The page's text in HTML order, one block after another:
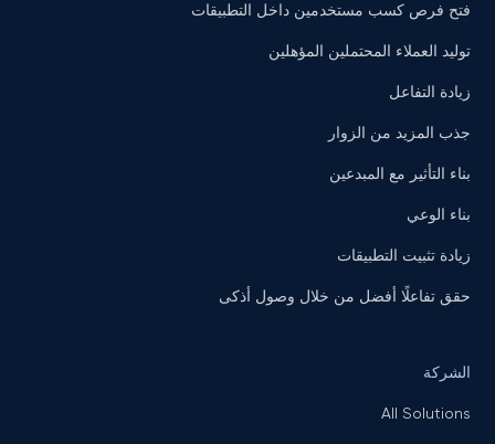
فتح فرص كسب مستخدمين داخل التطبيقات
توليد العملاء المحتملين المؤهلين
زيادة التفاعل
جذب المزيد من الزوار
بناء التأثير مع المبدعين
بناء الوعي
زيادة تثبيت التطبيقات
حقق تفاعلًا أفضل من خلال وصول أذكى
الشركة
All Solutions